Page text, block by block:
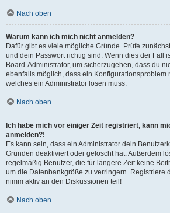
Nach oben
Warum kann ich mich nicht anmelden?
Dafür gibt es viele mögliche Gründe. Prüfe
und dein Passwort richtig sind. Wenn dies der Fall
Board-Administrator, um sicherzugehen, dass du
ebenfalls möglich, dass ein Konfigurationsproblem
welches ein Administrator lösen muss.
Nach oben
Ich habe mich vor einiger Zeit registriert, kann
anmelden?!
Es kann sein, dass ein Administrator dein
Gründen deaktiviert oder gelöscht hat. Außerdem
regelmäßig Benutzer, die für längere Zeit keine
um die Datenbankgröße zu verringern. Registriere
nimm aktiv an den Diskussionen teil!
Nach oben